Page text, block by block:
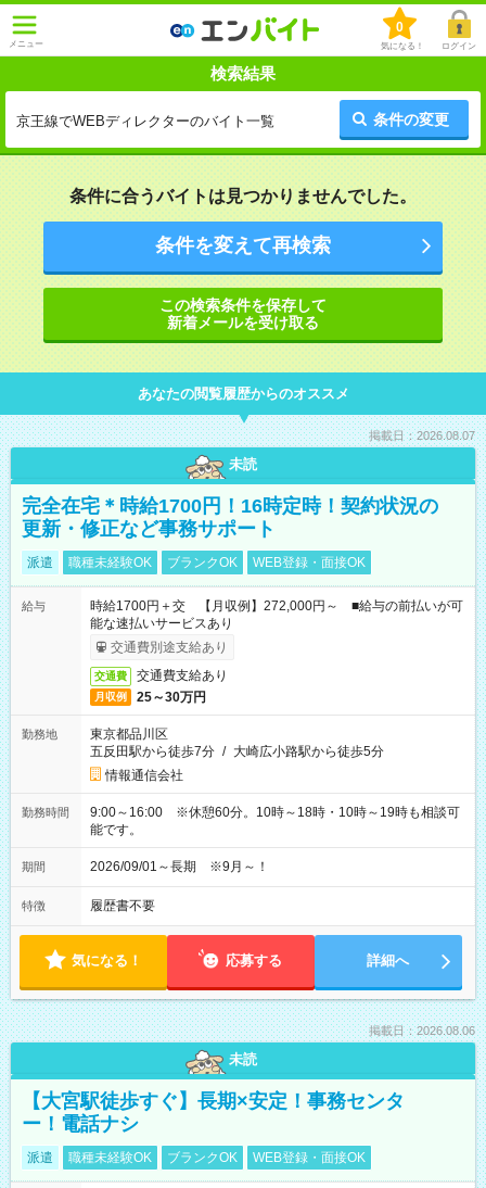
メニュー
0
気になる！ ログイン
検索結果
京王線でWEBディレクターのバイト一覧 条件の変更
条件に合うバイトは見つかりませんでした。
条件を変えて再検索
この検索条件を保存して
新着メールを受け取る
あなたの閲覧履歴からのオススメ
掲載日：2026.08.07
未読
完全在宅＊時給1700円！16時定時！契約状況の
更新・修正など事務サポート
派遣 職種未経験OK ブランクOK WEB登録・面接OK
給与
時給1700円＋交 【月収例】272,000円～ ■給与の前払いが可
能な速払いサービスあり
交通費別途支給あり
交通費 交通費支給あり
月収例 25～30万円
勤務地
東京都品川区
五反田駅から徒歩7分 / 大崎広小路駅から徒歩5分
情報通信会社
勤務時間
9:00～16:00 ※休憩60分。10時～18時・10時～19時も相談可
能です。
期間 2026/09/01～長期 ※9月～！
特徴 履歴書不要
気になる！ 応募する 詳細へ
掲載日：2026.08.06
未読
【大宮駅徒歩すぐ】長期×安定！事務センタ
ー！電話ナシ
派遣 職種未経験OK ブランクOK WEB登録・面接OK